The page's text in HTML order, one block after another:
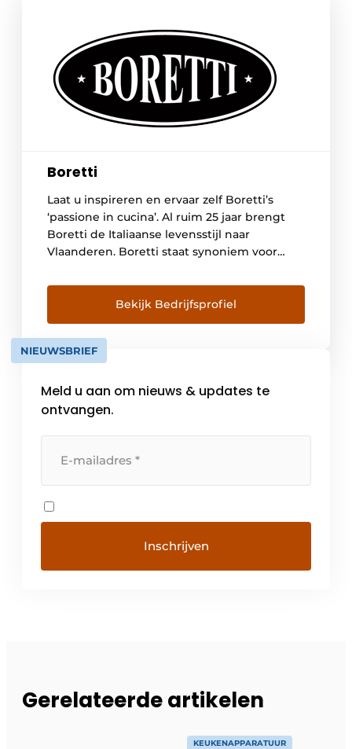
Boretti
Laat u inspireren en ervaar zelf Boretti’s
‘passione in cucina’. Al ruim 25 jaar brengt
Boretti de Italiaanse levensstijl naar
Vlaanderen. Boretti staat synoniem voor
en de ‘passione in cucina’, de voorliefde voor
de Italian Culinary Lifestyle. Van oorsprong is
Boretti gestart met het verkopen van
fornuizen, waarvan de eerste in […]
Bekijk Bedrijfsprofiel
NIEUWSBRIEF
Meld u aan om nieuws & updates te
ontvangen.
Gerelateerde artikelen
KEUKENAPPARATUUR